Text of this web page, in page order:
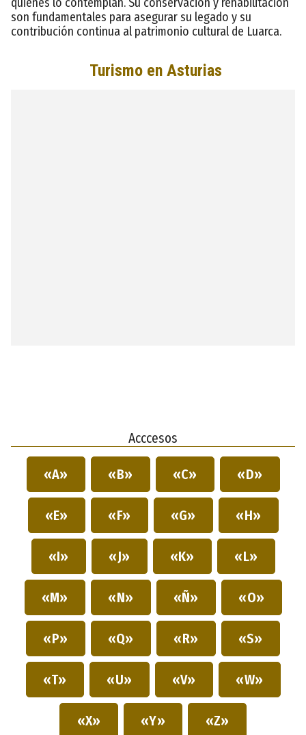
son fundamentales para asegurar su legado y su
contribución continua al patrimonio cultural de Luarca.
Acccesos
«A» «B» «C» «D»
«E» «F» «G» «H»
«I» «J» «K» «L»
«M» «N» «Ñ» «O»
«P» «Q» «R» «S»
«T» «U» «V» «W»
«X» «Y» «Z»